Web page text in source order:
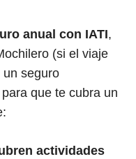
anual con IATI,
(si el viaje
seguro
que te cubra un
actividades